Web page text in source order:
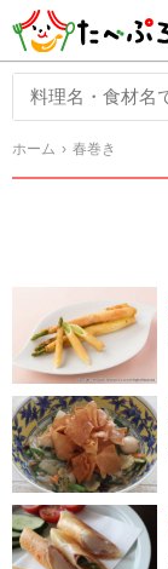
ホーム 春巻き